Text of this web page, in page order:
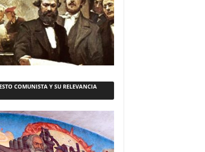
COMUNISTA Y SU RELEVANCIA